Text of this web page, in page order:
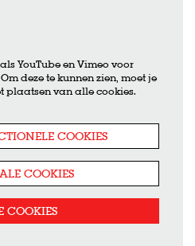
YouTube en Vimeo voor
deze te kunnen zien, moet je
plaatsen van alle cookies.
COOKIES
COOKIES
COOKIES